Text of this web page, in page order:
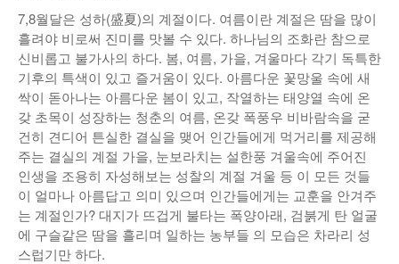
7,8월달은 성하(盛夏)의 계절이다. 여름이란 계절은 땀을 많이
흘려야 비로써 진미를 맛볼 수 있다. 하나님의 조화란 참으로
신비롭고 불가사의 하다. 봄, 여름, 가을, 겨울마다 각기 독특한
기후의 특색이 있고 즐거움이 있다. 아름다운 꽃망울 속에 새
싹이 돋아나는 아름다운 봄이 있고, 작열하는 태양열 속에 온
갖 초목이 성장하는 청춘의 여름, 온갖 폭풍우 비바람속을 굳
건히 견디어 튼실한 결실을 맺어 인간들에게 먹거리를 제공해
주는 결실의 계절 가을, 눈보라치는 설한풍 겨울속에 주어진
인생을 조용히 자성해보는 성찰의 계절 겨울 등 이 모든 것들
이 얼마나 아름답고 의미 있으며 인간들에게는 교훈을 안겨주
는 계절인가? 대지가 뜨겁게 불타는 폭양아래, 검붉게 탄 얼굴
에 구슬같은 땀을 흘리며 일하는 농부들 의 모습은 차라리 성
스럽기만 하다.